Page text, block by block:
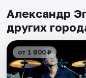
Александр
других
от 1 800 ₽